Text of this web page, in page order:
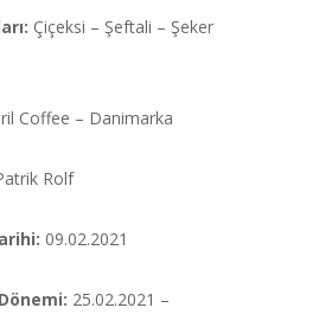
Çiçeksi – Şeftali – Şeker
Coffee – Danimarka
Rolf
09.02.2021
25.02.2021 –